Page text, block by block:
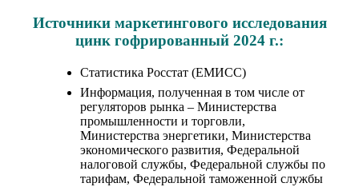
Источники маркетингового исследования
цинк гофрированный 2024 г.:
Статистика Росстат (ЕМИСС)
Информация, полученная в том числе от
регуляторов рынка – Министерства
промышленности и торговли,
Министерства энергетики, Министерства
экономического развития, Федеральной
налоговой службы, Федеральной службы по
тарифам, Федеральной таможенной службы